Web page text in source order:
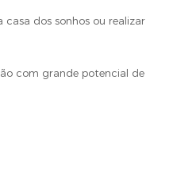
dos sonhos ou realizar
com grande potencial de